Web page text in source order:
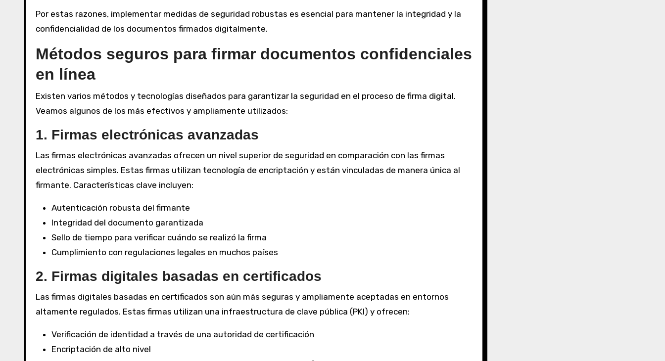
Por estas razones, implementar medidas de seguridad robustas es esencial para mantener la integridad y la
confidencialidad de los documentos firmados digitalmente.
Métodos seguros para firmar documentos confidenciales
en línea
Existen varios métodos y tecnologías diseñados para garantizar la seguridad en el proceso de firma digital.
Veamos algunos de los más efectivos y ampliamente utilizados:
1. Firmas electrónicas avanzadas
Las firmas electrónicas avanzadas ofrecen un nivel superior de seguridad en comparación con las firmas
electrónicas simples. Estas firmas utilizan tecnología de encriptación y están vinculadas de manera única al
firmante. Características clave incluyen:
Autenticación robusta del firmante
Integridad del documento garantizada
Sello de tiempo para verificar cuándo se realizó la firma
Cumplimiento con regulaciones legales en muchos países
2. Firmas digitales basadas en certificados
Las firmas digitales basadas en certificados son aún más seguras y ampliamente aceptadas en entornos
altamente regulados. Estas firmas utilizan una infraestructura de clave pública (PKI) y ofrecen:
Verificación de identidad a través de una autoridad de certificación
Encriptación de alto nivel